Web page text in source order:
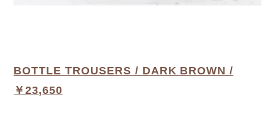
BOTTLE TROUSERS / DARK BROWN /
￥23,650